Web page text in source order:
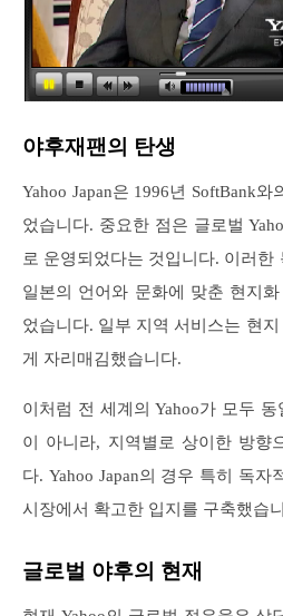
야후재팬의 탄생
Yahoo Japan은 1996년 SoftBank
었습니다. 중요한 점은 글로벌
로 운영되었다는 것입니다. 이러한
일본의 언어와 문화에 맞춘 현지
었습니다. 일부 지역 서비스는 현
게 자리매김했습니다.
이처럼 전 세계의 Yahoo가 모두
이 아니라, 지역별로 상이한 방향
다. Yahoo Japan의 경우 특히 독
시장에서 확고한 입지를 구축했습
글로벌 야후의 현재